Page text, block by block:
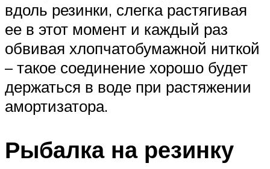
вдоль резинки, слегка растягивая
ее в этот момент и каждый раз
обвивая хлопчатобумажной ниткой
– такое соединение хорошо будет
держаться в воде при растяжении
амортизатора.
Рыбалка на резинку